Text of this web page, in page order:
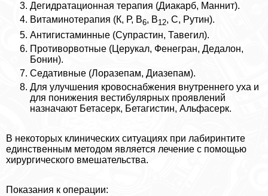
Дегидратационная терапия (Диакарб, Маннит).
Витаминотерапия (К, Р, В6, В12, С, Рутин).
Антигистаминные (Супрастин, Тавегил).
Противорвотные (Церукал, Фенегран, Дедалон,
Бонин).
Седативные (Лоразепам, Диазепам).
Для улучшения кровоснабжения внутреннего уха и
для понижения вестибулярных проявлений
назначают Бетасерк, Бетагистин, Альфасерк.
В некоторых клинических ситуациях при лабиринтите
единственным методом является лечение с помощью
хирургического вмешательства.
Показания к операции: